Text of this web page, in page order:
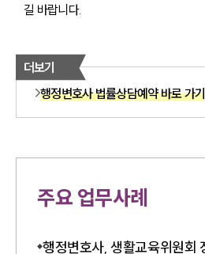
길 바랍니다.
더보기
행정변호사 법률상담예약 바로 가기
주요 업무사례
행정변호사, 생활교육위원회